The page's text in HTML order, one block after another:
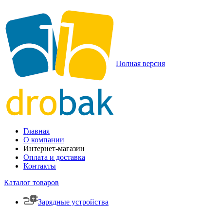
Полная версия
Главная
О компании
Интернет-магазин
Оплата и доставка
Контакты
Каталог товаров
Зарядные устройства